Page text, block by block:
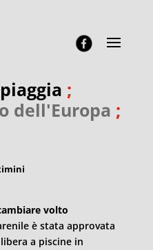
;
dell'Europa ;
volto
è stata approvata
a piscine in